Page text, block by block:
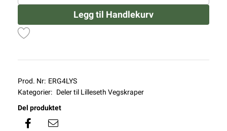
Legg til Handlekurv
Prod. Nr: ERG4LYS
Kategorier: Deler til Lilleseth Vegskraper
Del produktet